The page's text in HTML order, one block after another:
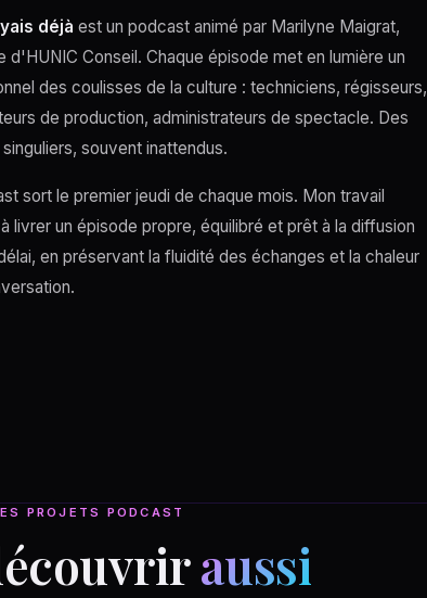
déjà est un podcast animé par Marilyne Maigrat,
d'HUNIC Conseil. Chaque épisode met en lumière un
des coulisses de la culture : techniciens, régisseurs,
de production, administrateurs de spectacle. Des
souvent inattendus.
sort le premier jeudi de chaque mois. Mon travail
livrer un épisode propre, équilibré et prêt à la diffusion
en préservant la fluidité des échanges et la chaleur
PROJETS PODCAST
aussi